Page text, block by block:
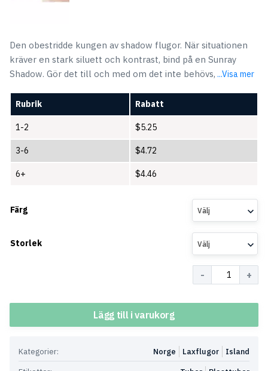
Den obestridde kungen av shadow flugor. När situationen
kräver en stark siluett och kontrast, bind på en Sunray
Shadow. Gör det till och med om det inte behövs, ...Visa mer
Rubrik Rabatt
1-2 $5.25
3-6 $4.72
6+ $4.46
Färg Välj
Storlek Välj
Lägg till i varukorg
Kategorier: Island
Laxflugor
Norge